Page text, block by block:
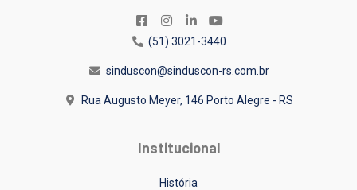
(51) 3021-3440
sinduscon@sinduscon-rs.com.br
Rua Augusto Meyer, 146 Porto Alegre - RS
Institucional
História